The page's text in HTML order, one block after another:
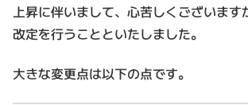
上昇に伴いまして、心苦しくございま
改定を行うことといたしました。
大きな変更点は以下の点です。